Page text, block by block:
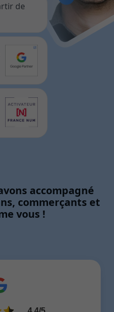
de
accompagné
commerçants et
vous !